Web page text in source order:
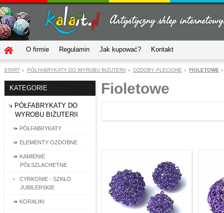
O firmie Regulamin Jak kupować? Kontakt
START PÓŁFABRYKATY DO WYROBU BIŻUTERII OZDOBY PLECIONE FIOLETOWE
KATEGORIE
PÓŁFABRYKATY DO
WYROBU BIŻUTERII
PÓŁFABRYKATY
ELEMENTY OZDOBNE
KAMIENIE
PÓŁSZLACHETNE
CYRKONIE - SZKŁO
JUBILERSKIE
KORALIKI
Fioletowe